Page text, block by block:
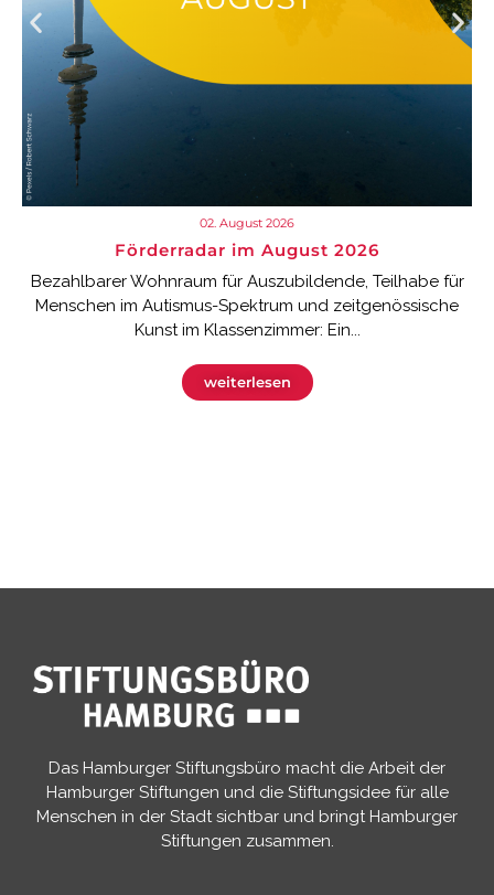
02. August 2026
Förderradar im August 2026
Bezahlbarer Wohnraum für Auszubildende, Teilhabe für
Menschen im Autismus-Spektrum und zeitgenössische
Kunst im Klassenzimmer: Ein...
weiterlesen
Das Hamburger Stiftungsbüro macht die Arbeit der
Hamburger Stiftungen und die Stiftungsidee für alle
Menschen in der Stadt sichtbar und bringt Hamburger
Stiftungen zusammen.​